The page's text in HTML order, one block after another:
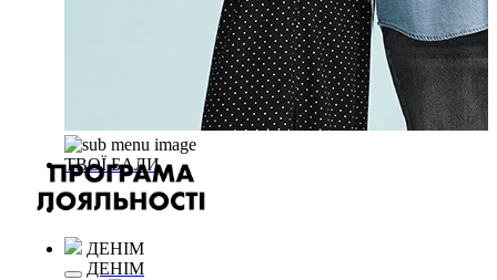
ТВОЇ БАЛИ
ДЕНІМ
ДЕНІМ